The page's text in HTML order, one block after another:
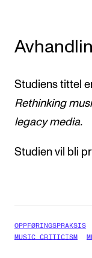
Studiens tittel
Rethinking
legacy media.
Studien vil bli
OPPFØRINGSPRAKSIS
MUSIC CRITICISM